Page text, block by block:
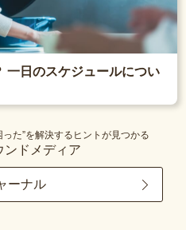
一日のスケジュールについ
た”を解決するヒントが見つかる
ンドメディア
ーナル